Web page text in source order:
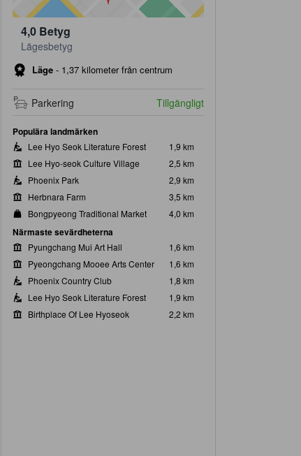
4,0 Betyg
Lägesbetyg
Läge - 1,37 kilometer från centrum
Parkering Tillgängligt
Populära landmärken
Lee Hyo Seok Literature Forest
1,9 km
Lee Hyo-seok Culture Village
2,5 km
Phoenix Park
2,9 km
Herbnara Farm
3,5 km
Bongpyeong Traditional Market
4,0 km
Närmaste sevärdheterna
Pyungchang Mui Art Hall
1,6 km
Pyeongchang Mooee Arts Center
1,6 km
Phoenix Country Club
1,8 km
Lee Hyo Seok Literature Forest
1,9 km
Birthplace Of Lee Hyoseok
2,2 km